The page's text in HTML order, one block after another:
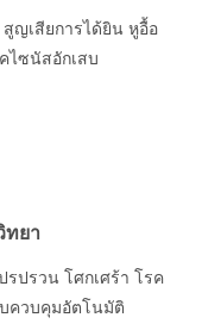
ญเสียการได้ยิน หูอื้อ
ไซนัสอักเสบ
ทยา
ปรวน โศกเศร้า โรค
ควบคุมอัตโนมัติ